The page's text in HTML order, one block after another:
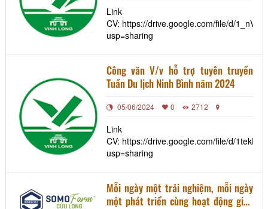
Link
CV: https://drive.google.com/file/d/
usp=sharing
Công văn V/v hỗ trợ tuyên truyền
Tuần Du lịch Ninh Bình năm 2024
05/06/2024 0 2712
Link
CV: https://drive.google.com/file/d/
usp=sharing
Mỗi ngày một trải nghiệm, mỗi ngày
một phát triển cùng hoạt động giao